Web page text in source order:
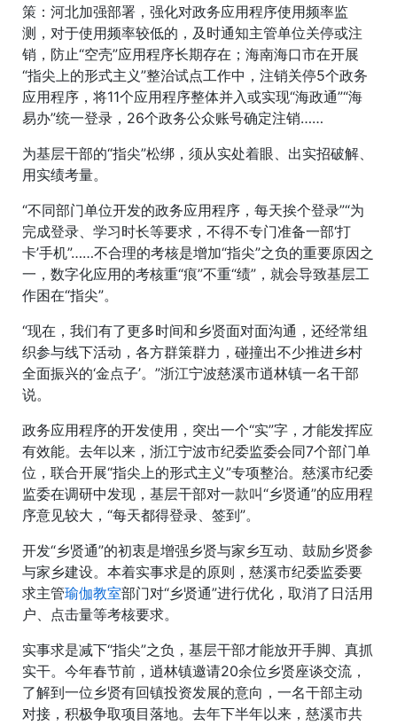
策：河北加强部署，强化对政务应用程序使用频率监
测，对于使用频率较低的，及时通知主管单位关停或注
销，防止“空壳”应用程序长期存在；海南海口市在开展
“指尖上的形式主义”整治试点工作中，注销关停5个政务
应用程序，将11个应用程序整体并入或实现“海政通”“海
易办”统一登录，26个政务公众账号确定注销……
为基层干部的“指尖”松绑，须从实处着眼、出实招破解、
用实绩考量。
“不同部门单位开发的政务应用程序，每天挨个登录”“为
完成登录、学习时长等要求，不得不专门准备一部‘打
卡’手机”……不合理的考核是增加“指尖”之负的重要原因之
一，数字化应用的考核重“痕”不重“绩”，就会导致基层工
作困在“指尖”。
“现在，我们有了更多时间和乡贤面对面沟通，还经常组
织参与线下活动，各方群策群力，碰撞出不少推进乡村
全面振兴的‘金点子’。”浙江宁波慈溪市逍林镇一名干部
说。
政务应用程序的开发使用，突出一个“实”字，才能发挥应
有效能。去年以来，浙江宁波市纪委监委会同7个部门单
位，联合开展“指尖上的形式主义”专项整治。慈溪市纪委
监委在调研中发现，基层干部对一款叫“乡贤通”的应用程
序意见较大，“每天都得登录、签到”。
开发“乡贤通”的初衷是增强乡贤与家乡互动、鼓励乡贤参
与家乡建设。本着实事求是的原则，慈溪市纪委监委要
求主管瑜伽教室部门对“乡贤通”进行优化，取消了日活用
户、点击量等考核要求。
实事求是减下“指尖”之负，基层干部才能放开手脚、真抓
实干。今年春节前，逍林镇邀请20余位乡贤座谈交流，
了解到一位乡贤有回镇投资发展的意向，一名干部主动
对接，积极争取项目落地。去年下半年以来，慈溪市共